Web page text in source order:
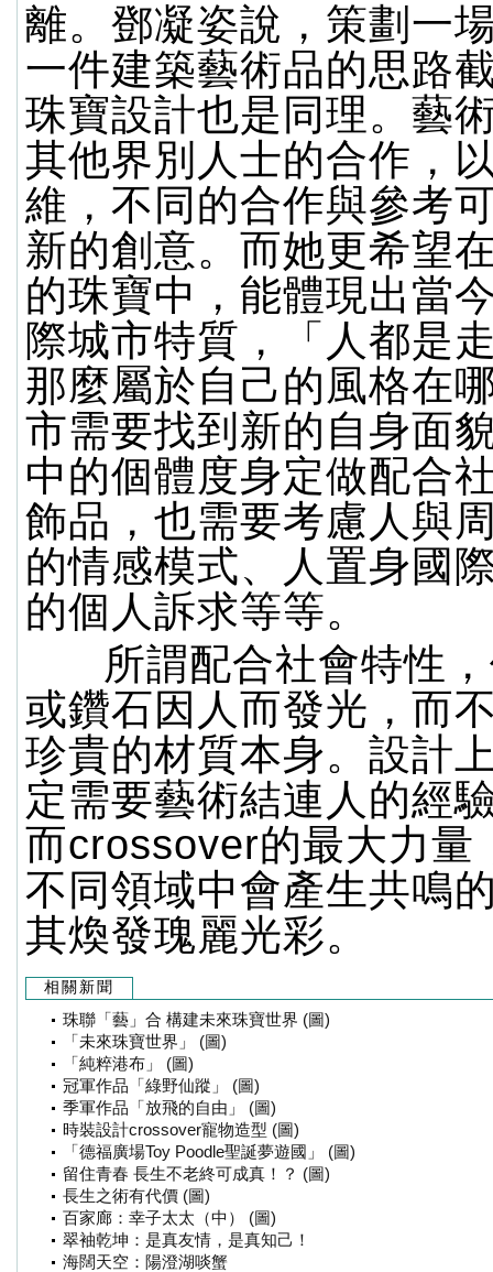
離。鄧凝姿說，策劃一
一件建築藝術品的思路
珠寶設計也是同理。藝
其他界別人士的合作，
維，不同的合作與參考
新的創意。而她更希望
的珠寶中，能體現出當
際城市特質，「人都是
那麼屬於自己的風格在
市需要找到新的自身面
中的個體度身定做配合
飾品，也需要考慮人與
的情感模式、人置身國
的個人訴求等等。
所謂配合社會特性
或鑽石因人而發光，而
珍貴的材質本身。設計
定需要藝術結連人的經
而crossover的最大力量
不同領域中會產生共鳴
其煥發瑰麗光彩。
相關新聞
珠聯「藝」合 構建未來珠寶世界 (圖)
「未來珠寶世界」 (圖)
「純粹港布」 (圖)
冠軍作品「綠野仙蹤」 (圖)
季軍作品「放飛的自由」 (圖)
時裝設計crossover寵物造型 (圖)
「德福廣場Toy Poodle聖誕夢遊國」 (圖)
留住青春 長生不老終可成真！？ (圖)
長生之術有代價 (圖)
百家廊：幸子太太（中） (圖)
翠袖乾坤：是真友情，是真知己！
海闊天空：陽澄湖啖蟹